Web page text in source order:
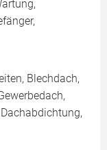
Blechdach,